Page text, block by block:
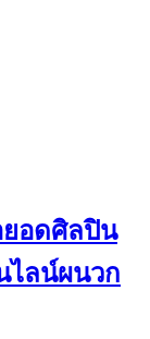
อดศิลปิน
ไลน์ผนวก